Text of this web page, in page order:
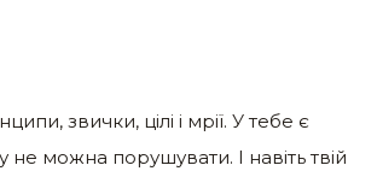
звички, цілі і мрії. У тебе є
не можна порушувати. І навіть твій